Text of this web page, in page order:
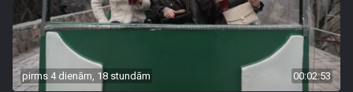
pirms 4 dienām, 18 stundām 00:02:53